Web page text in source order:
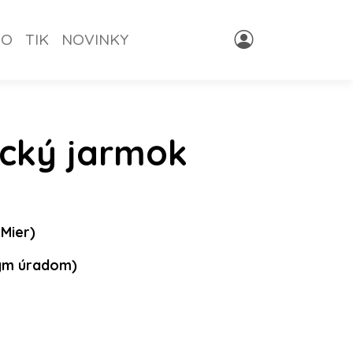
TIK NOVINKY
jarmok
úradom)